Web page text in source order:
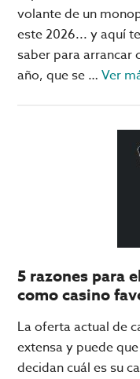
Vegas
volante de un
este 2026... y aquí
saber para arrancar
año, que se …Ver
5 razones para
como casino
La oferta actual de
extensa y puede
decidan cuál es su